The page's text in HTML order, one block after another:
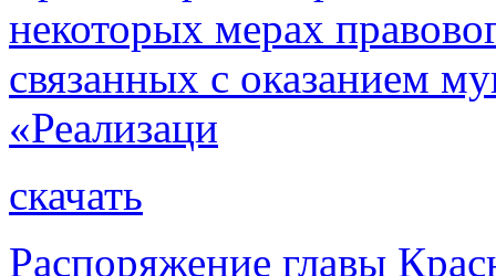
некоторых мерах
связанных с оказанием
«Реализаци
скачать
Распоряжение главы